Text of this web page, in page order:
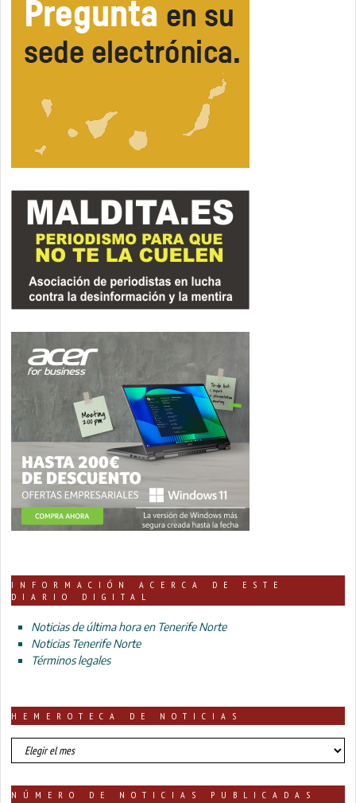
INFORMACIÓN ACERCA DE ESTE
DIARIO DIGITAL
Noticias de última hora en Tenerife Norte
Noticias Tenerife Norte
Términos legales
HEMEROTECA DE NOTICIAS
HEMEROTECA
DE
NÚMERO DE NOTICIAS PUBLICADAS